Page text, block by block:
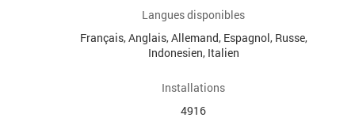
Langues disponibles
Français, Anglais, Allemand, Espagnol, Russe,
Indonesien, Italien
Installations
4916